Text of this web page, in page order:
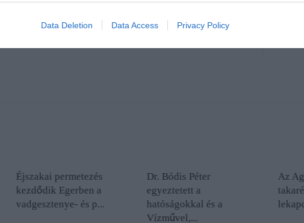
Data Deletion Data Access Privacy Policy
az EGRI ÜGYEK Google Hírek oldalán!
Éjszakai permetezés
kezdődik Egerben a
vadgesztenye- és p...
Dr. Bódis Péter
egyeztetett a
hatóságokkal és a
Vízművel,...
Az